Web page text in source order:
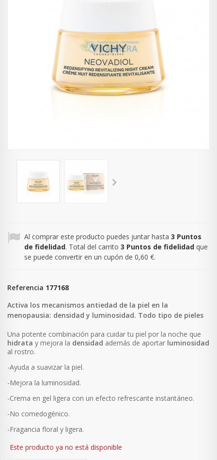
Al comprar este producto puedes juntar hasta 3 Puntos
de fidelidad. Total del carrito 3 Puntos de fidelidad que
se puede convertir en un cupón de 0,60 €.
Referencia 177168
Activa los mecanismos antiedad de la piel en la
menopausia: densidad y luminosidad. Todo tipo de pieles
Una potente combinación para cuidar tu piel por la noche que
hidrata y mejora la densidad además de aportar luminosidad
al rostro.
-Ayuda a suavizar la piel.
-Mejora la luminosidad.
-Crema en gel ligera con un efecto refrescante instantáneo.
-No comedogénico.
-Fragancia floral y ligera.
Este producto ya no está disponible